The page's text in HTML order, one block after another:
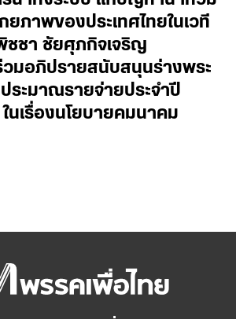
ยภาพของประเทศไทยในเวที
ชา ชัยศุภกิจเจริญ
มอภิปรายสนับสนุนร่างพระ
ะมาณรายจ่ายประจำปี
ในเรื่องนโยบายคมนาคม